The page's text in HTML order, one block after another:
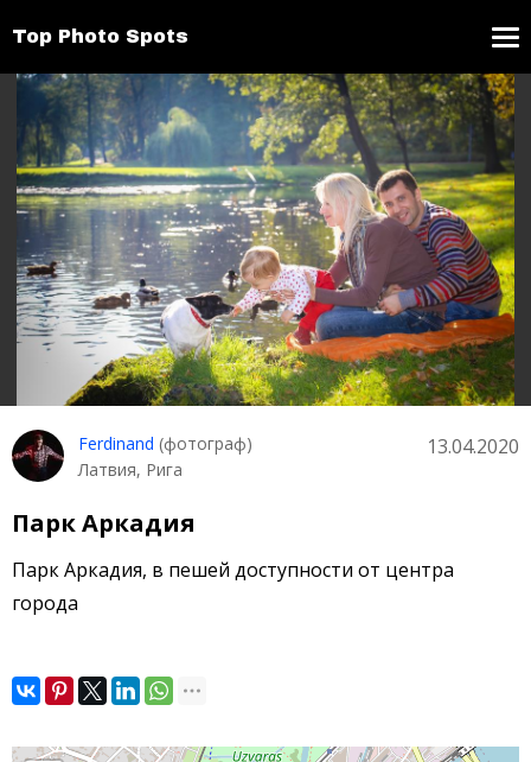
Top Photo Spots
Ferdinand (фотограф)
Латвия, Рига
13.04.2020
Парк Аркадия
Парк Аркадия, в пешей доступности от центра
города